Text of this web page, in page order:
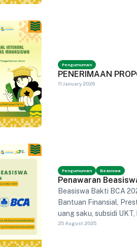
Pengumuman
PENERIMAAN
11 January 2026
Pengumuman Beasiswa
Penawaran
Beasiswa Bakti BCA
Bantuan Finansial,
uang saku, subsidi
National Summit.
25 August 2025